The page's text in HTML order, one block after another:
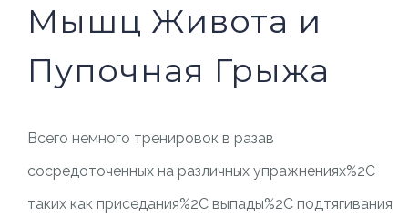
Мышц Живота и
Пупочная Грыжа
Всего немного тренировок в разав
сосредоточенных на различных упражнениях%2C
таких как приседания%2C выпады%2C подтягивания